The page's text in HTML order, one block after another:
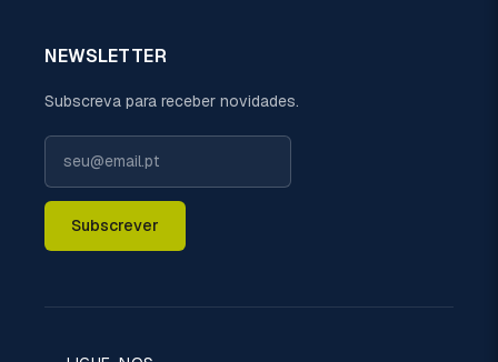
NEWSLETTER
Subscreva para receber novidades.
Subscrever